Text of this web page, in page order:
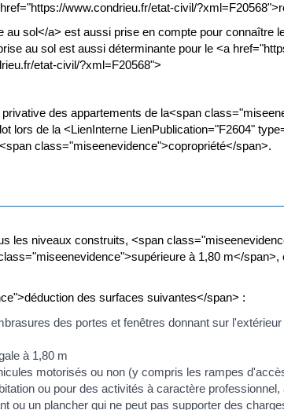
www.condrieu.fr/etat-civil/
sol</a> est aussi prise en compte pour connaître
au sol est aussi déterminante pour le <a
etat-civil/?xml=F20568">
des appartements de la<span
lors de la <LienInterne LienPublication="F2604"
class="miseenevidence">copropriété</span>.
les niveaux construits, <span
à 1,80 m</
des surfaces suivantes</span> :
des portes et fenêtres donnant sur l'extérieur
à 1,80 m
motorisés ou non (y compris les rampes
ou pour des activités à caractère
ou un plancher qui ne peut pas supporter des